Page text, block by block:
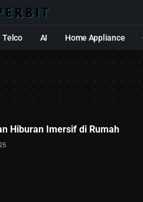
Telco AI Home Appliance
Hiburan Imersif di Rumah